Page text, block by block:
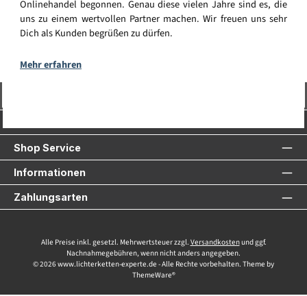
Onlinehandel begonnen. Genau diese vielen Jahre sind es, die
uns zu einem wertvollen Partner machen. Wir freuen uns sehr
Dich als Kunden begrüßen zu dürfen.
Mehr erfahren
Shop Service
Informationen
Zahlungsarten
Alle Preise inkl. gesetzl. Mehrwertsteuer zzgl. Versandkostenund ggf.
Nachnahmegebühren, wenn nicht anders angegeben.
© 2026 www.lichterketten-experte.de - Alle Rechte vorbehalten. Theme by
ThemeWare®